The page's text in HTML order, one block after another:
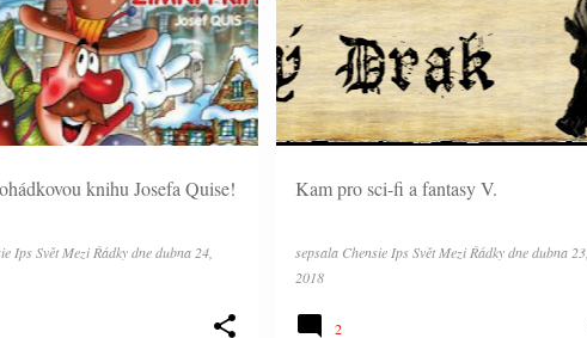
knihu Josefa Quise!
Ips Svět Mezi Řádky dnedubna 24,
Kam pro sci-fi a fantasy V.
sepsala Chensie Ips Svět Mezi Řádky dnedubna 23,
2018
2